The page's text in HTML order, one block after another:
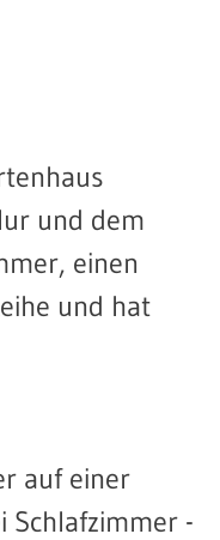
und dem
einen
und hat
auf einer
Schlafzimmer -